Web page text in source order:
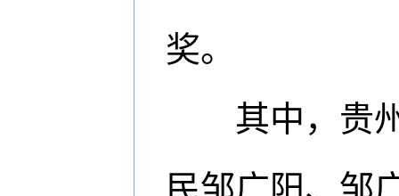
奖。
其中，贵州